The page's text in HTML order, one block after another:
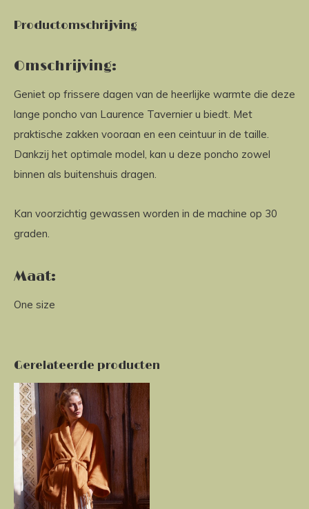
Productomschrijving
Omschrijving:
Geniet op frissere dagen van de heerlijke warmte die deze
lange poncho van Laurence Tavernier u biedt. Met
praktische zakken vooraan en een ceintuur in de taille.
Dankzij het optimale model, kan u deze poncho zowel
binnen als buitenshuis dragen.
Kan voorzichtig gewassen worden in de machine op 30
graden.
Maat:
One size
Gerelateerde producten